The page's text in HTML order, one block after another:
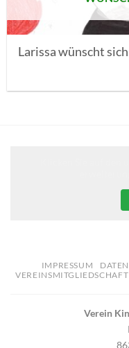
Larissa wünscht
IMPRESSUM
VEREINSMITGLIEDSCHAFT
Verein